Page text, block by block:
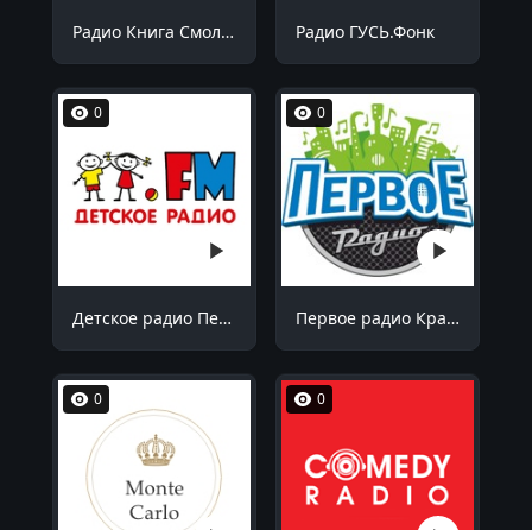
Радио Книга Смоленск 90.5 FM Радио ГУСЬ.Фонк
0
Детское радио Пенза 99.1 FM
0
Первое радио Краснодар 102.7 FM
0 0